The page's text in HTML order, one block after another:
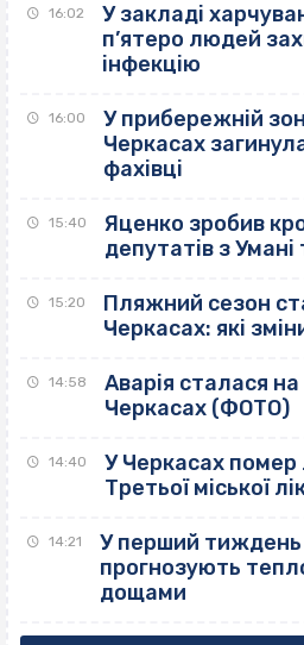
16:02
У закладі
п’ятеро людей
інфекцію
16:00
У прибережній
Черкасах
фахівці
15:40
Яценко зробив
депутатів з
15:20
Пляжний сезон
Черкасах: які
14:58
Аварія сталася
Черкасах (ФОТО)
14:40
У Черкасах помер
Третьої міської
14:21
У перший тиждень
прогнозують
дощами